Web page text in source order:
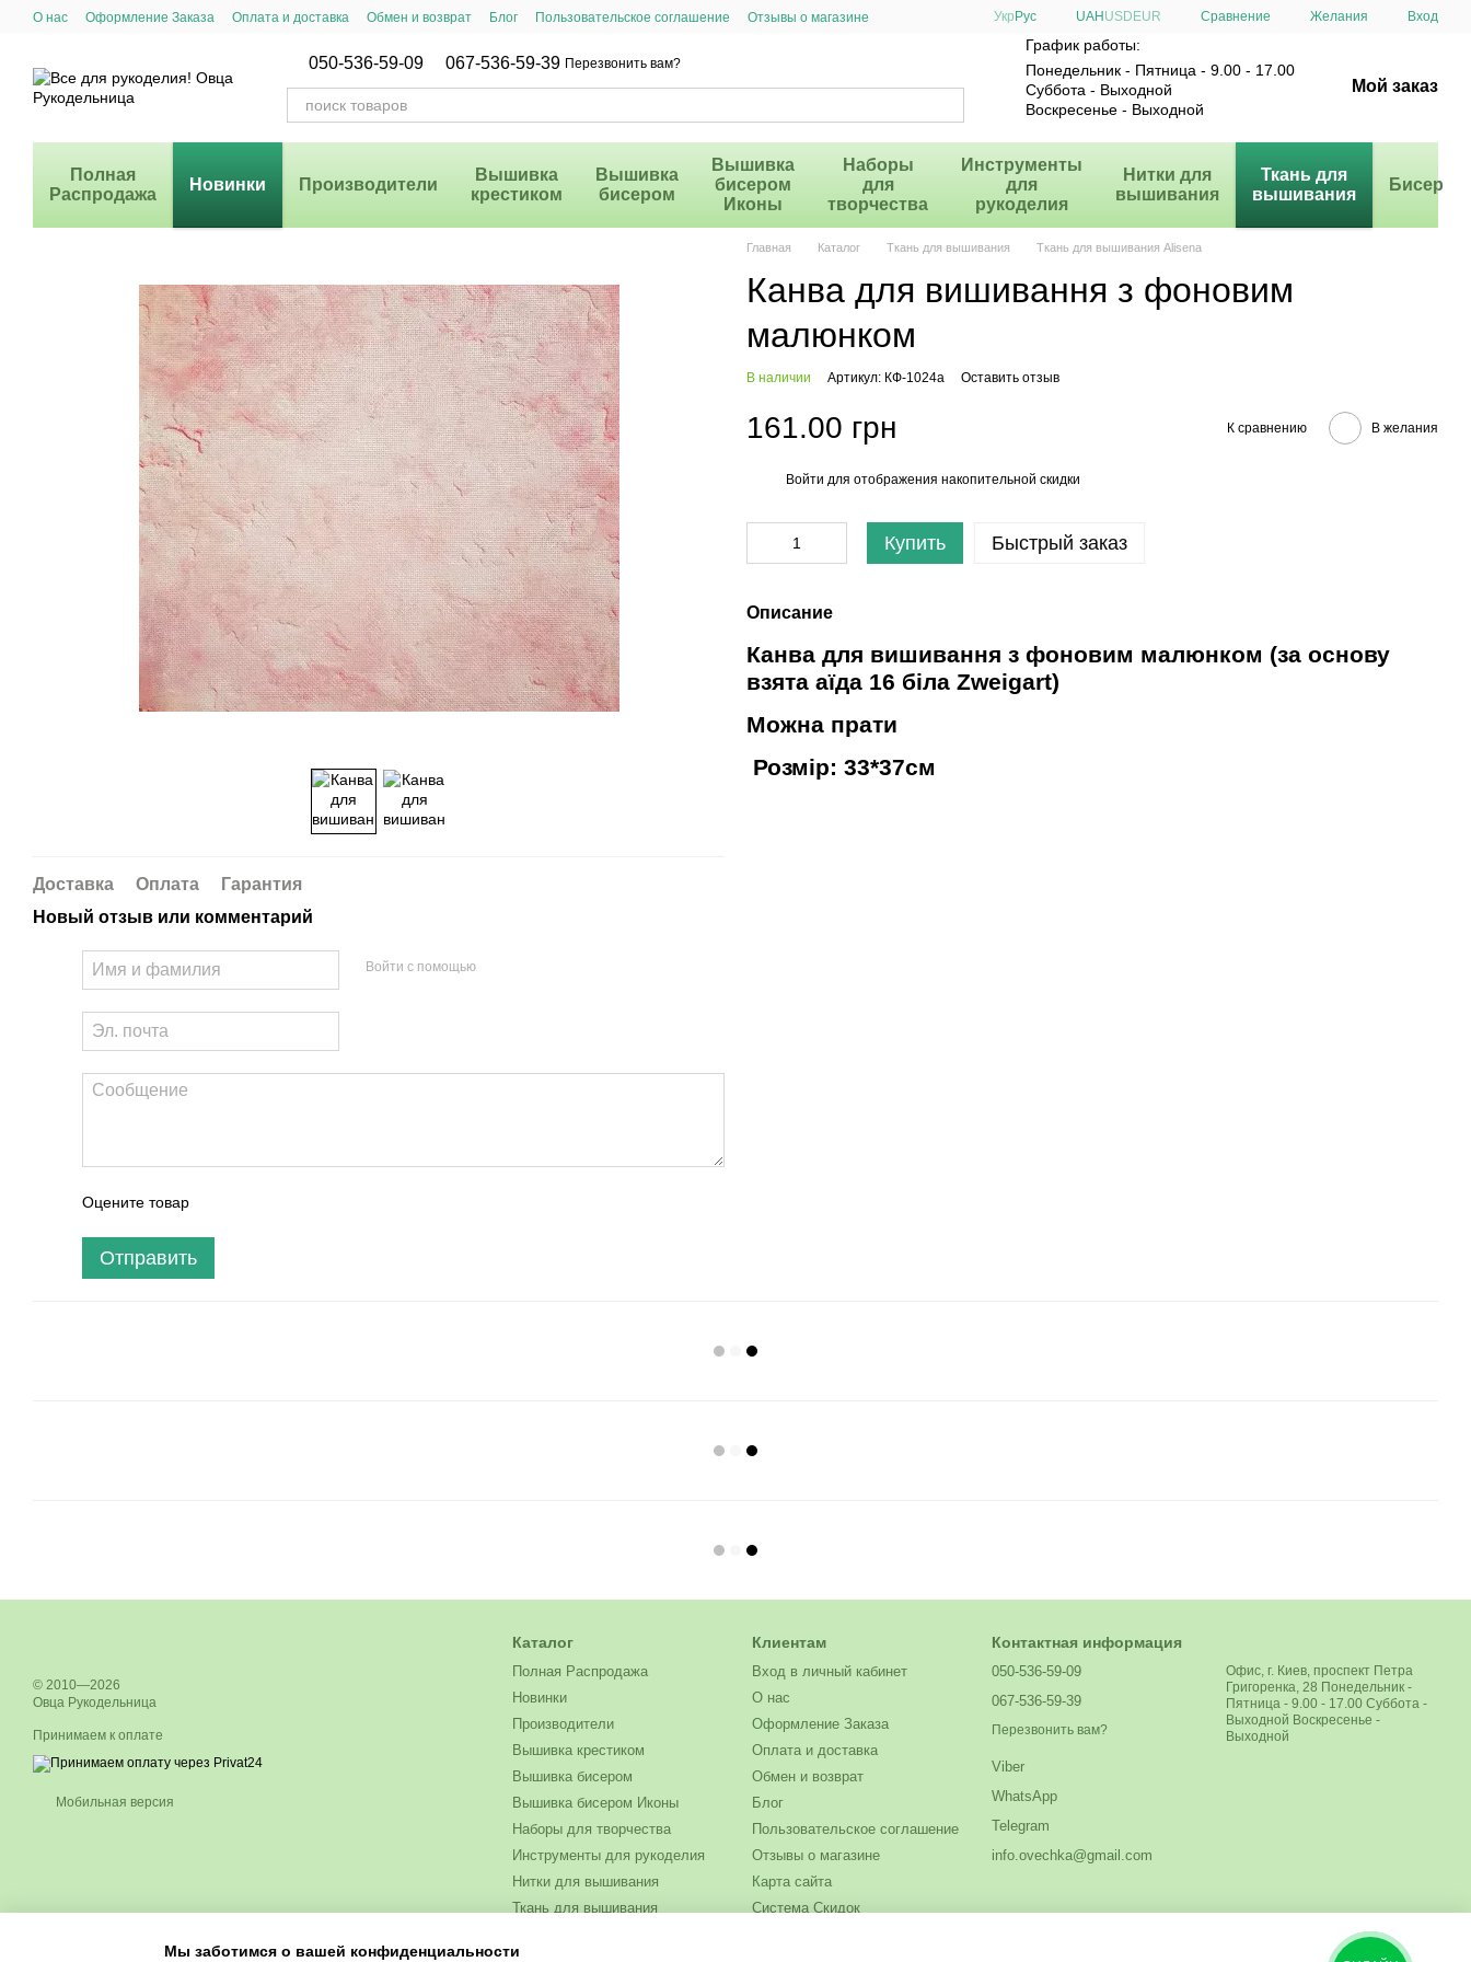
Перейти к основному контенту
О нас Оформление Заказа Оплата и доставка Обмен и возврат Блог Пользовательское соглашение
Отзывы о магазине
Укр Рус UAH USD EUR Сравнение Желания Вход
050-536-59-09 067-536-59-39 Перезвонить вам?
График работы:
Понедельник - Пятница - 9.00 - 17.00
Суббота - Выходной
Воскресенье - Выходной
Мой заказ
Полная
Распродажа
Новинки Производители
Вышивка
крестиком
Вышивка
бисером
Вышивка
бисером
Иконы
Наборы
для
творчества
Инструменты
для
рукоделия
Нитки для
вышивания
Ткань для
вышивания
Бисер
Доставка Оплата
Гарантия
Новый отзыв или комментарий
Войти с помощью
Оцените товар
Отправить
Главная Каталог Ткань для вышивания Ткань для вышивания Alisena
Канва для вишивання з фоновим
малюнком
В наличии Артикул: КФ-1024а Оставить отзыв
161.00 грн К сравнению В желания
Войти для отображения накопительной скидки
Купить Быстрый заказ
Описание
Канва для вишивання з фоновим малюнком (за основу
взята аїда 16 біла Zweigart)
Можна прати
Розмір: 33*37см
© 2010—2026
Овца Рукодельница
Принимаем к оплате
Мобильная версия
Каталог
Полная Распродажа
Новинки
Производители
Вышивка крестиком
Вышивка бисером
Вышивка бисером Иконы
Наборы для творчества
Инструменты для рукоделия
Нитки для вышивания
Ткань для вышивания
Клиентам
Вход в личный кабинет
О нас
Оформление Заказа
Оплата и доставка
Обмен и возврат
Блог
Пользовательское соглашение
Отзывы о магазине
Карта сайта
Система Скидок
Контактная информация
050-536-59-09
067-536-59-39
Перезвонить вам?
Viber
WhatsApp
Telegram
info.ovechka@gmail.com
Офис, г. Киев, проспект Петра
Григоренка, 28 Понедельник -
Пятница - 9.00 - 17.00 Суббота -
Выходной Воскресенье -
Выходной
Мы заботимся о вашей конфиденциальности